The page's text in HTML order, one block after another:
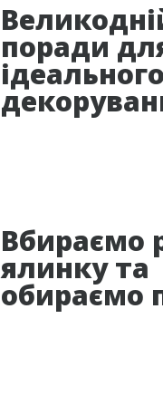
поради
ідеального
Вбираємо
ялинку та
обираємо